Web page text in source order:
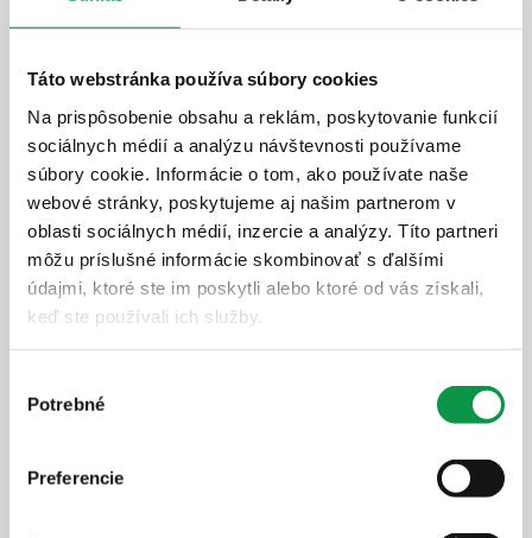
Táto webstránka používa súbory cookies
Na prispôsobenie obsahu a reklám, poskytovanie funkcií
sociálnych médií a analýzu návštevnosti používame
súbory cookie. Informácie o tom, ako používate naše
webové stránky, poskytujeme aj našim partnerom v
oblasti sociálnych médií, inzercie a analýzy. Títo partneri
môžu príslušné informácie skombinovať s ďalšími
údajmi, ktoré ste im poskytli alebo ktoré od vás získali,
keď ste používali ich služby.
súhlasu
Potrebné
Preferencie
4 m x 6 m